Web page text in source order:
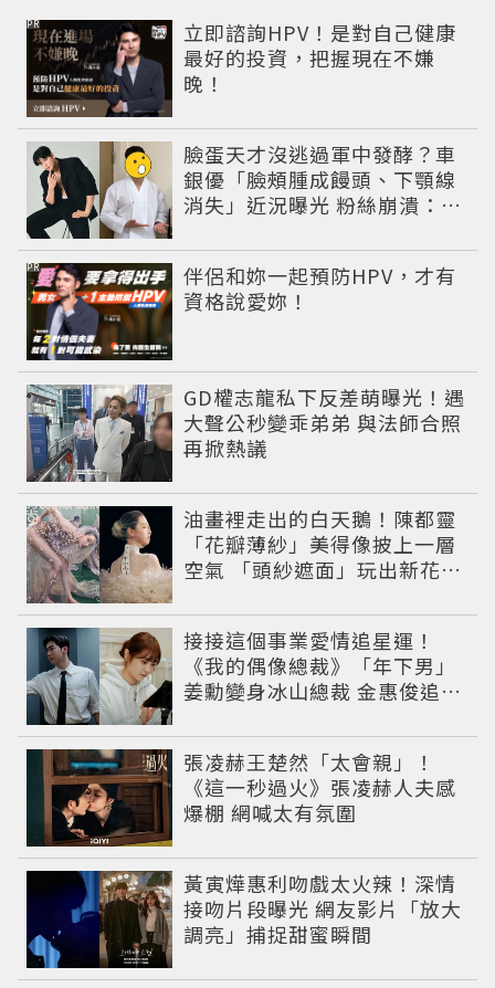
立即諮詢HPV！是對自己健康
最好的投資，把握現在不嫌
晚！
PR
臉蛋天才沒逃過軍中發酵？車
銀優「臉頰腫成饅頭、下顎線
消失」近況曝光 粉絲崩潰：空
伴侶和妳一起預防HPV，才有
資格說愛妳！
PR
GD權志龍私下反差萌曝光！遇
大聲公秒變乖弟弟 與法師合照
再掀熱議
油畫裡走出的白天鵝！陳都靈
「花瓣薄紗」美得像披上一層
空氣 「頭紗遮面」玩出新花樣
接接這個事業愛情追星運！
《我的偶像總裁》「年下男」
姜勳變身冰山總裁 金惠俊追星
張凌赫王楚然「太會親」！
《這一秒過火》張凌赫人夫感
爆棚 網喊太有氛圍
黃寅燁惠利吻戲太火辣！深情
接吻片段曝光 網友影片「放大
調亮」捕捉甜蜜瞬間